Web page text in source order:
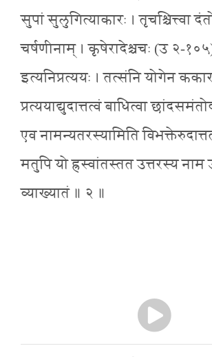
सुपां सुलुगित्याकारः । तृचश्चित्त्वा
चर्षणीनाम् । कृषेरादेश्चचः (उ २-
इत्यनिप्रत्ययः । तत्संनि योगेन
प्रत्ययाद्युदात्तत्वं बाधित्वा
एव नामन्यतरस्यामिति
मतुपि यो ह्रस्वांतस्तत उत्तरस्य नाम
व्याख्यातं ॥ २ ॥